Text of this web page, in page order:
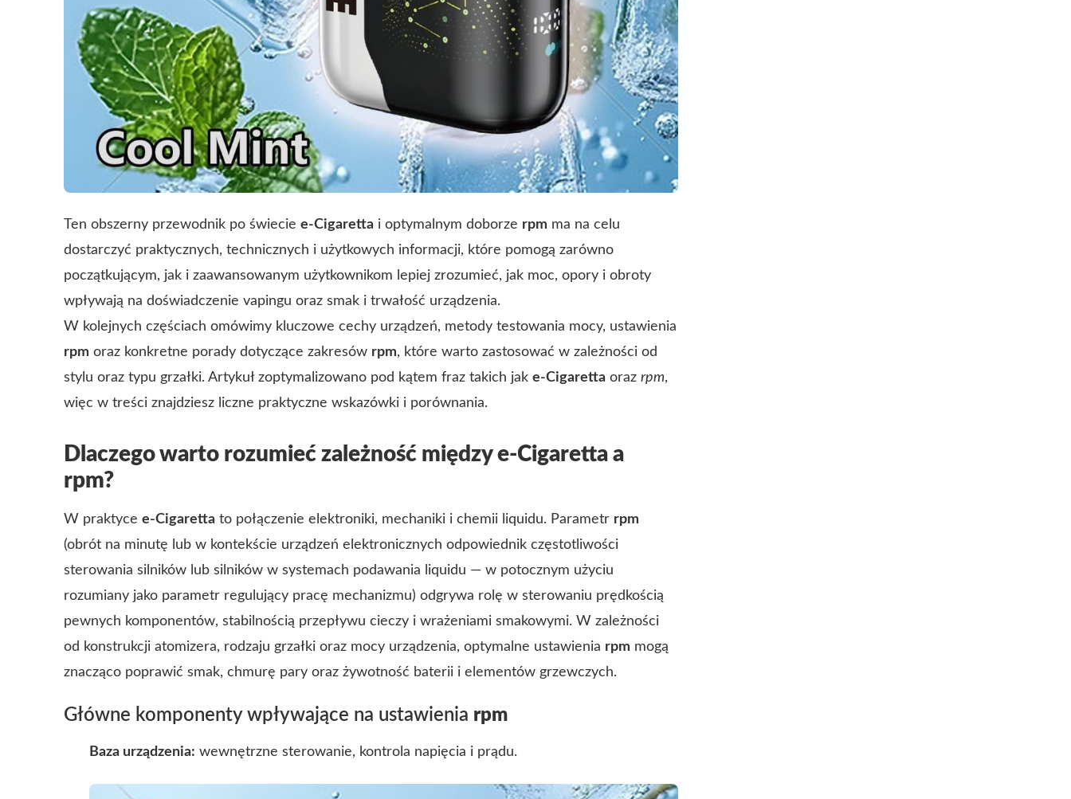
Ten obszerny przewodnik po świecie e-Cigaretta i optymalnym doborze rpm ma na celu
dostarczyć praktycznych, technicznych i użytkowych informacji, które pomogą zarówno
początkującym, jak i zaawansowanym użytkownikom lepiej zrozumieć, jak moc, opory i obroty
wpływają na doświadczenie vapingu oraz smak i trwałość urządzenia.
W kolejnych częściach omówimy kluczowe cechy urządzeń, metody testowania mocy, ustawienia
rpm oraz konkretne porady dotyczące zakresów rpm, które warto zastosować w zależności od
stylu oraz typu grzałki. Artykuł zoptymalizowano pod kątem fraz takich jak e-Cigaretta oraz rpm,
więc w treści znajdziesz liczne praktyczne wskazówki i porównania.
Dlaczego warto rozumieć zależność między e-Cigaretta a
rpm?
W praktyce e-Cigaretta to połączenie elektroniki, mechaniki i chemii liquidu. Parametr rpm
(obrót na minutę lub w kontekście urządzeń elektronicznych odpowiednik częstotliwości
sterowania silników lub silników w systemach podawania liquidu — w potocznym użyciu
rozumiany jako parametr regulujący pracę mechanizmu) odgrywa rolę w sterowaniu prędkością
pewnych komponentów, stabilnością przepływu cieczy i wrażeniami smakowymi. W zależności
od konstrukcji atomizera, rodzaju grzałki oraz mocy urządzenia, optymalne ustawienia rpm mogą
znacząco poprawić smak, chmurę pary oraz żywotność baterii i elementów grzewczych.
Główne komponenty wpływające na ustawienia rpm
Baza urządzenia: wewnętrzne sterowanie, kontrola napięcia i prądu.